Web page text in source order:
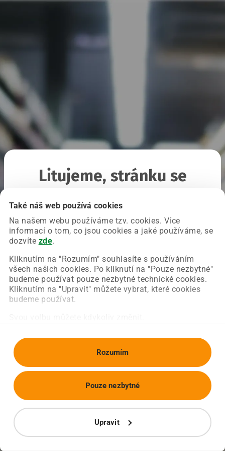
Také náš web používá cookies
Na našem webu používáme tzv. cookies. Více
informací o tom, co jsou cookies a jaké používáme, se
dozvíte zde.
Kliknutím na "Rozumím" souhlasíte s používáním
všech našich cookies. Po kliknutí na "Pouze nezbytné"
budeme používat pouze nezbytné technické cookies.
Kliknutím na "Upravit" můžete vybrat, které cookies
budeme používat.
Rozumím
Upravit
Pouze nezbytné
Litujeme, stránku se
Chyba nastala na naší straně a už ji opravujeme.
Zkuste prosím znovu načíst požadovanou stránku.
Obnovit stránku Úvodní strana